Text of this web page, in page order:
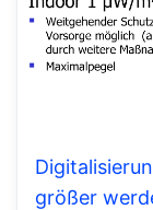
größer